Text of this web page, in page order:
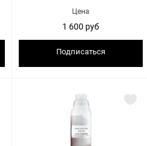
Цена
1 600 руб
Подписаться